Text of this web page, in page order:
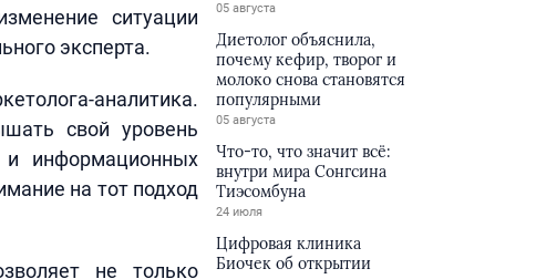
ситуации
эксперта.
аналитика.
свой уровень
и информационных
на тот подход
не только
05 августа
Диетолог объяснила,
почему кефир, творог и
молоко снова становятся
популярными
05 августа
Что-то, что значит всё:
внутри мира Сонгсина
Тиэсомбуна
24 июля
Цифровая клиника
Биочек об открытии